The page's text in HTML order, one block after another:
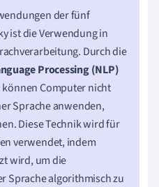
der fünf
ist die Verwendung in
Durch die
Processing (NLP)
Computer nicht
Sprache anwenden,
Diese Technik wird für
verwendet, indem
wird, um die
Sprache algorithmisch zu